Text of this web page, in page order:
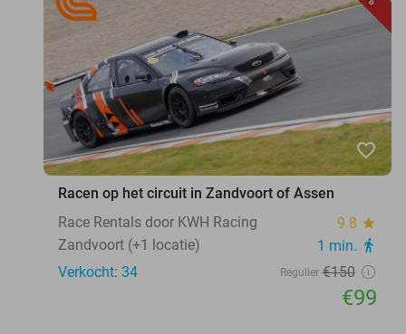
favorite_border
Racen op het circuit in Zandvoort of Assen
Race Rentals door KWH Racing
9.8 star
Zandvoort (+1 locatie) 1 min. directions_walk
Verkocht: 34 Regulier €150
€99